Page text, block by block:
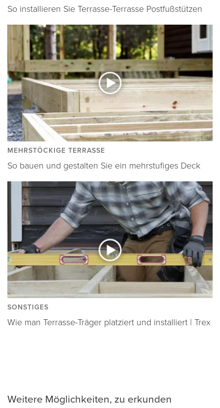
So installieren Sie Terrasse-Terrasse Postfußstützen
MEHRSTÖCKIGE TERRASSE
So bauen und gestalten Sie ein mehrstufiges Deck
SONSTIGES
Wie man Terrasse-Träger platziert und installiert | Trex
Weitere Möglichkeiten, zu erkunden